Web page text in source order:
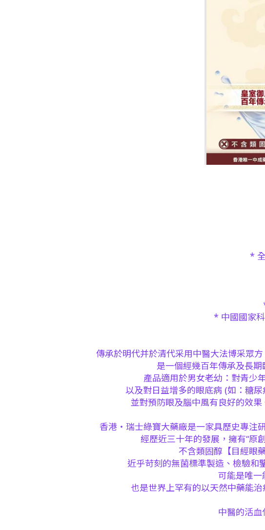
*
* 中國國家
傳承於明代并於清代采用中醫大法博采眾
是一個經幾百年傳承及長
產品適用於男女老幼：對青少
以及對日益增多的眼底病 (如：糖
並對預防眼及腦中風有良好的效
香港・瑞士綠寶大藥廠是一家具歷史專注
經歷近三十年的發展，擁有“原
不含類固醇【目經眼
近乎苛刻的無菌標準製造、檢驗和
可能是唯一
也是世界上罕有的以天然中藥能
中醫的活